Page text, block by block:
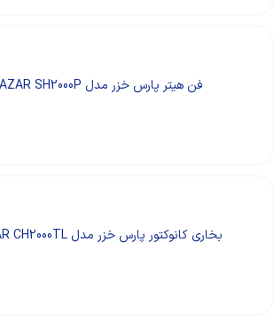
فن هیتر پارس خزر مدل PARS KHAZAR SH2000P
بخاری کانوکتور پارس خزر مدل PARS KHAZAR CH2000TL